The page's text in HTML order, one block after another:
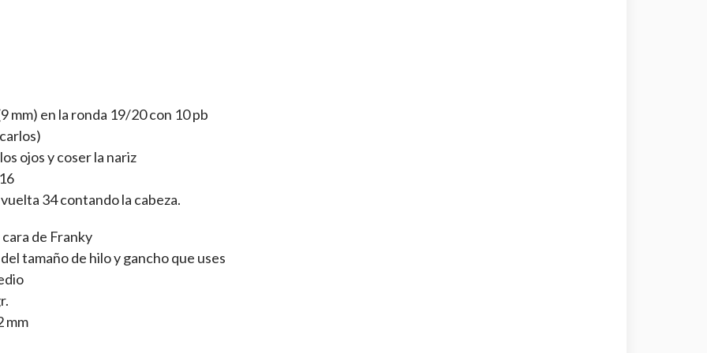
mm) en la ronda 19/20 con 10 pb
ojos y coser la nariz
34 contando la cabeza.
de Franky
tamaño de hilo y gancho que uses
mm